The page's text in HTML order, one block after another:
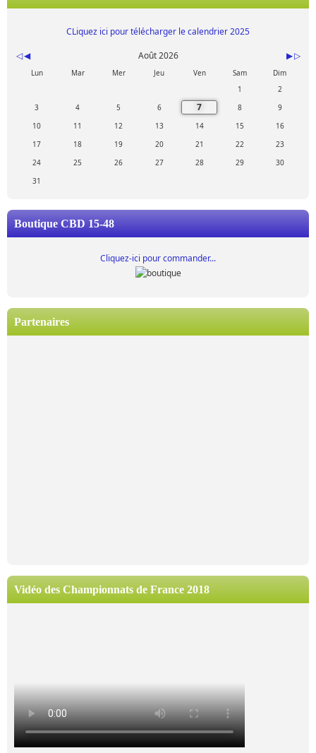
CLiquez ici pour télécharger le calendrier 2025
Août 2026
Lun Mar Mer Jeu Ven Sam
Dim
1
2
3
4 5 6 7 8
9
10
11 12 13 14 15
16
17
18 19 20 21 22
23
24
25 26 27 28 29
30
31
Boutique CBD 15-48
Cliquez-ici pour commander...
Partenaires
Vidéo des Championnats de France 2018